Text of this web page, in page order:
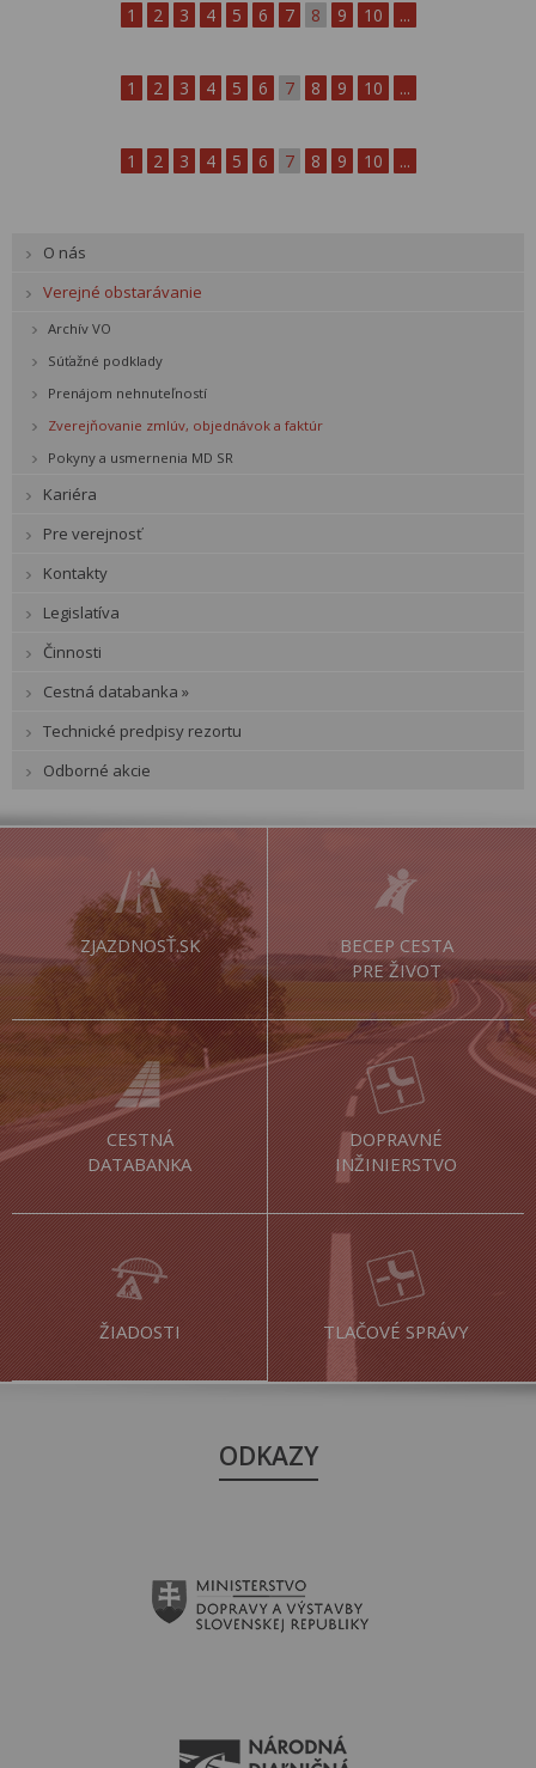
1 2 3 4 5 6 7 8 9 10 ...
1 2 3 4 5 6 7 8 9 10 ...
1 2 3 4 5 6 7 8 9 10 ...
O nás
Verejné obstarávanie
Archív VO
Súťažné podklady
Prenájom nehnuteľností
Zverejňovanie zmlúv, objednávok a faktúr
Pokyny a usmernenia MD SR
Kariéra
Pre verejnosť
Kontakty
Legislatíva
Činnosti
Cestná databanka »
Technické predpisy rezortu
Odborné akcie
ZJAZDNOSŤ.SK
BECEP CESTA
PRE ŽIVOT
CESTNÁ
DATABANKA
DOPRAVNÉ
INŽINIERSTVO
ŽIADOSTI TLAČOVÉ SPRÁVY
ODKAZY